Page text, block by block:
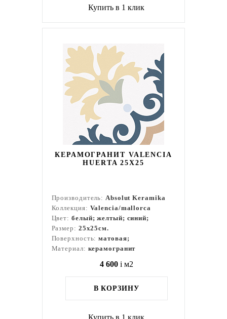
Купить в 1 клик
КЕРАМОГРАНИТ VALENCIA
HUERTA 25X25
Производитель:Absolut Keramika
Коллекция: Valencia/mallorca
Цвет: белый; желтый; синий;
Размер: 25x25см.
Поверхность:матовая;
Материал: керамогранит
4 600 i м2
В КОРЗИНУ
Купить в 1 клик